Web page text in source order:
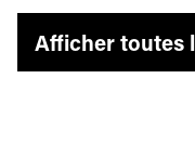
Afficher toutes